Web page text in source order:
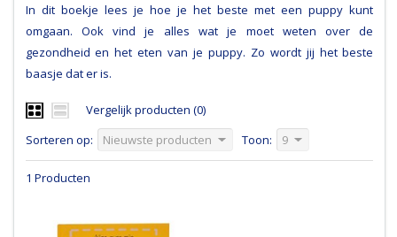
In dit boekje lees je hoe je het beste met een puppy kunt
omgaan. Ook vind je alles wat je moet weten over de
gezondheid en het eten van je puppy. Zo wordt jij het beste
baasje dat er is.
Vergelijk producten (0)
Sorteren op:
Nieuwste producten Toon: 9
1 Producten